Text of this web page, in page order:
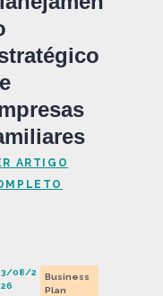
ARTIGO
08/2
Business
Plan